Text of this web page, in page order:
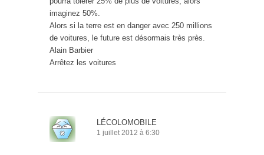
imaginez 50%.
Alors si la terre est en danger avec 250 millions
de voitures, le future est désormais très près.
Alain Barbier
Arrêtez les voitures
LÉCOLOMOBILE
1 juillet 2012 à 6:30